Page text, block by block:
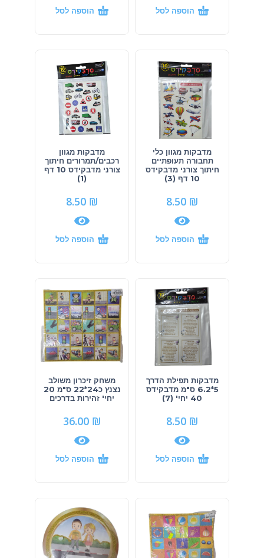
הוספה לסל הוספה לסל
מדבקות מגוון כלי
תחבורה תעופתיים
חיתוך צורני מדבקידס
10 דף (3)
8.50 ₪
הוספה לסל
מדבקות מגוון
רכבים/תמרורים חיתוך
צורני מדבקידס 10 דף
(1)
8.50 ₪
הוספה לסל
מדבקות תפילת הדרך
5*6.2 ס"מ מדבקידס
40 יחי' (7)
8.50 ₪
הוספה לסל
משחק זיכרון משולב
נצנץ כ24*22 ס"מ 20
יחי' זהירות בדרכים
36.00 ₪
הוספה לסל